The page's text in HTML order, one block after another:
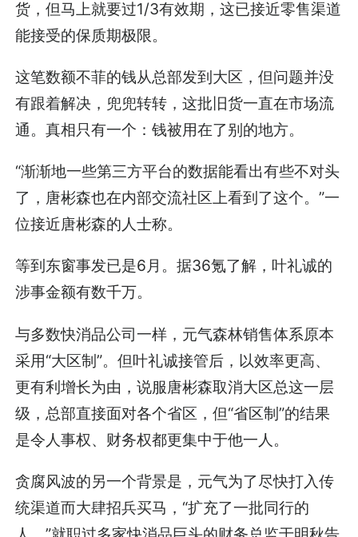
货，但马上就要过1/3有效期，这已接近零售渠道
能接受的保质期极限。
这笔数额不菲的钱从总部发到大区，但问题并没
有跟着解决，兜兜转转，这批旧货一直在市场流
通。真相只有一个：钱被用在了别的地方。
“渐渐地一些第三方平台的数据能看出有些不对头
了，唐彬森也在内部交流社区上看到了这个。”一
位接近唐彬森的人士称。
等到东窗事发已是6月。据36氪了解，叶礼诚的
涉事金额有数千万。
与多数快消品公司一样，元气森林销售体系原本
采用“大区制”。但叶礼诚接管后，以效率更高、
更有利增长为由，说服唐彬森取消大区总这一层
级，总部直接面对各个省区，但“省区制”的结果
是令人事权、财务权都更集中于他一人。
贪腐风波的另一个背景是，元气为了尽快打入传
统渠道而大肆招兵买马，“扩充了一批同行的